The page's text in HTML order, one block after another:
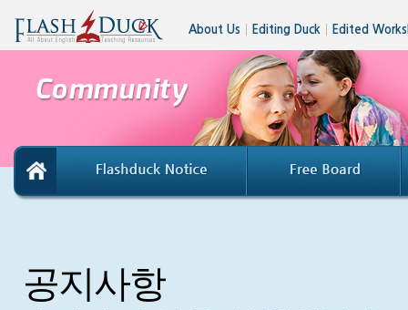
About Us Editing Duck Edited
공지사항